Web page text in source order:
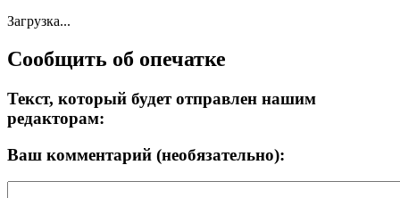
Загрузка...
Сообщить об опечатке
Текст, который будет отправлен нашим
редакторам:
Ваш комментарий (необязательно):